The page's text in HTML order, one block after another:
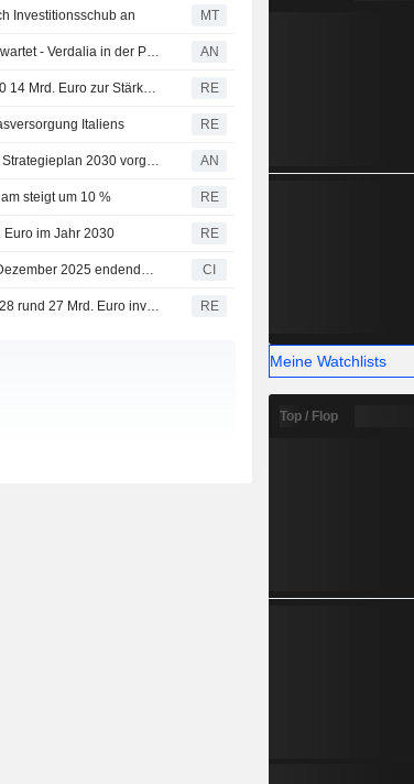
Investitionsschub an MT
Snam-Biomethan: Unverbindliche Angebote im Mai erwartet - Verdalia in der Pole-Position AN
Snam übertrifft 2025 die Prognosen, investiert bis 2030 14 Mrd. Euro zur Stärkung des Gasnetzes RE
Italiens RE
Snam verbessert Ergebnisse und Dividende für 2025; Strategieplan 2030 vorgestellt AN
steigt um 10 % RE
Euro im Jahr 2030 RE
Snam S.p.A. veröffentlicht Ergebnisse für das am 31. Dezember 2025 endende Geschäftsjahr CI
Snam, Terna und andere Netzbetreiber werden 2026-28 rund 27 Mrd. Euro investieren - Agici RE
Meine Watchlists
Top / Flop